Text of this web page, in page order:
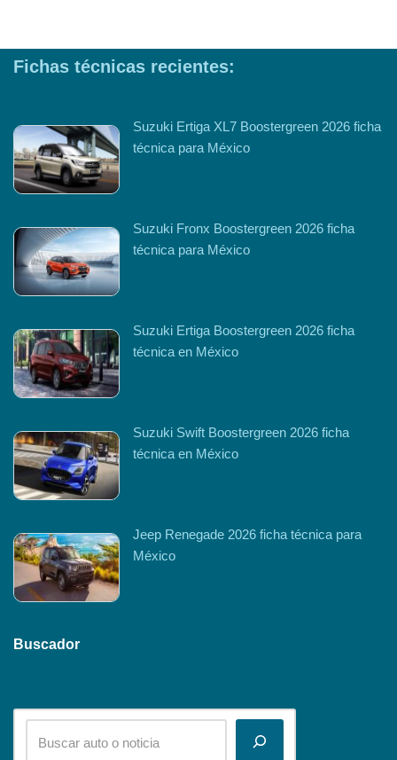
Fichas técnicas recientes:
Suzuki Ertiga XL7 Boostergreen 2026 ficha
técnica para México
Suzuki Fronx Boostergreen 2026 ficha
técnica para México
Suzuki Ertiga Boostergreen 2026 ficha
técnica en México
Suzuki Swift Boostergreen 2026 ficha
técnica en México
Jeep Renegade 2026 ficha técnica para
México
Buscador